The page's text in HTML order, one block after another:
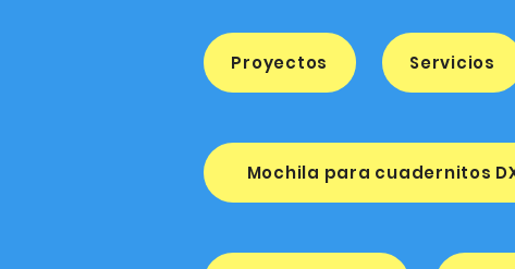
Proyectos Servicios
Mochila para cuadernitos